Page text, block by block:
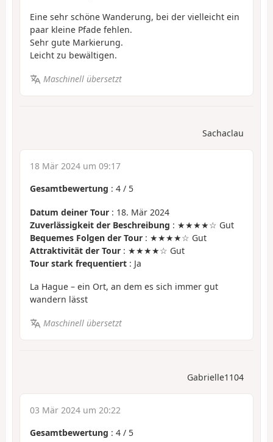
Eine sehr schöne Wanderung, bei der vielleicht ein
paar kleine Pfade fehlen.
Sehr gute Markierung.
Leicht zu bewältigen.
Maschinell übersetzt
Sachaclau
18 Mär 2024 um 09:17
Gesamtbewertung : 4 / 5
Datum deiner Tour : 18. Mär 2024
Zuverlässigkeit der Beschreibung : ★★★★☆ Gut
Bequemes Folgen der Tour : ★★★★☆ Gut
Attraktivität der Tour : ★★★★☆ Gut
Tour stark frequentiert : Ja
La Hague – ein Ort, an dem es sich immer gut
wandern lässt
Maschinell übersetzt
Gabrielle1104
03 Mär 2024 um 20:22
Gesamtbewertung : 4 / 5